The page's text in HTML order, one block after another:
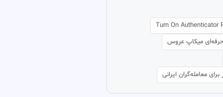
Turn On Authenticator
حرفه‌ای میکاپ عروس
معامله‌گران ایرانی